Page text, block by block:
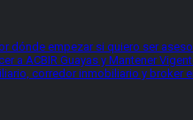
dónde empezar si quiero ser
a ACBIR Guayas y Mantener
corredor inmobiliario y broker